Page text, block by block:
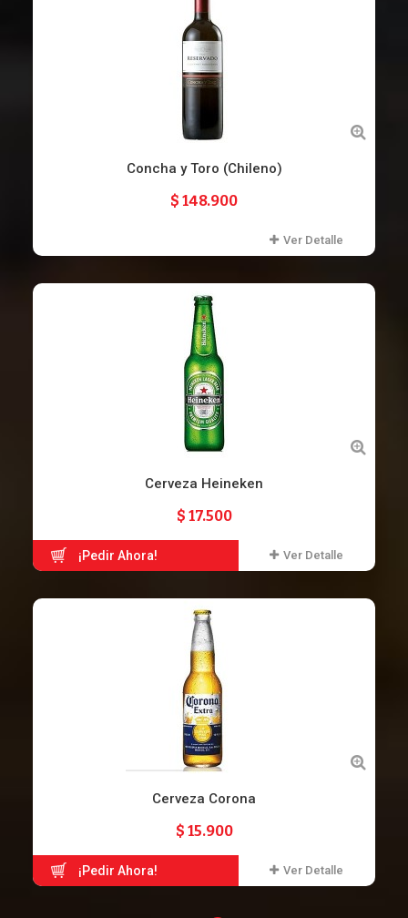
Concha y Toro (Chileno)
$ 148.900
Ver Detalle
Cerveza Heineken
$ 17.500
¡Pedir Ahora! Ver Detalle
Cerveza Corona
$ 15.900
¡Pedir Ahora! Ver Detalle